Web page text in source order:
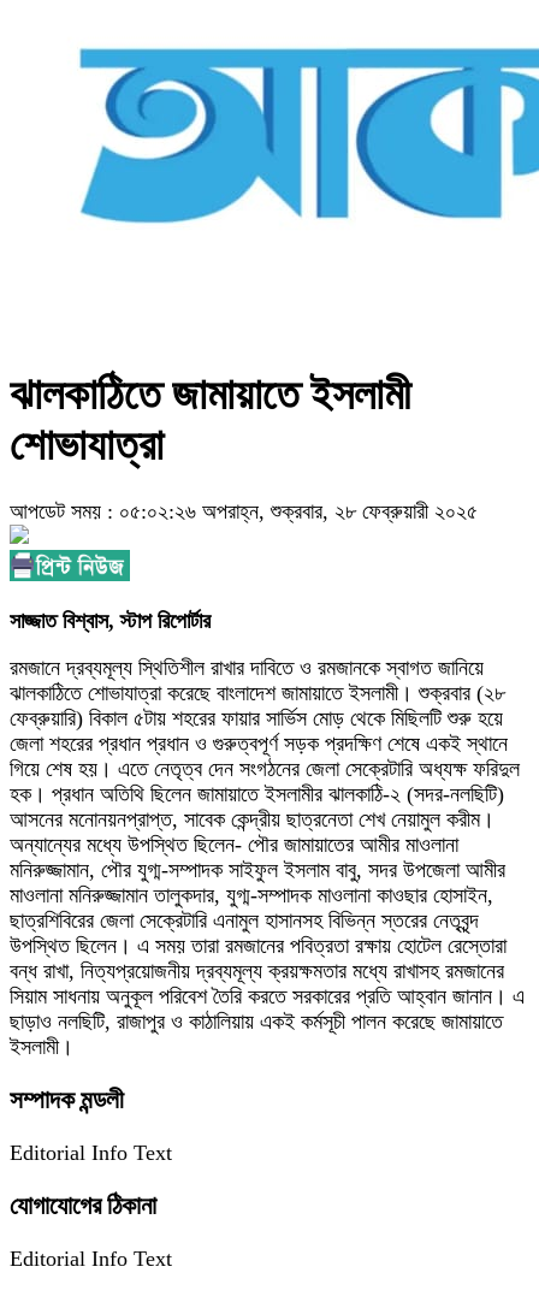
ঝালকাঠিতে জামায়াতে ইসলামী
শোভাযাত্রা
আপডেট সময় : ০৫:০২:২৬ অপরাহ্ন, শুক্রবার, ২৮ ফেব্রুয়ারী ২০২৫
সাজ্জাত বিশ্বাস, স্টাপ রিপোর্টার
রমজানে দ্রব্যমূল্য স্থিতিশীল রাখার দাবিতে ও রমজানকে স্বাগত জানিয়ে
ঝালকাঠিতে শোভাযাত্রা করেছে বাংলাদেশ জামায়াতে ইসলামী। শুক্রবার (২৮
ফেব্রুয়ারি) বিকাল ৫টায় শহরের ফায়ার সার্ভিস মোড় থেকে মিছিলটি শুরু হয়ে
জেলা শহরের প্রধান প্রধান ও গুরুত্বপূর্ণ সড়ক প্রদক্ষিণ শেষে একই স্থানে
গিয়ে শেষ হয়। এতে নেতৃত্ব দেন সংগঠনের জেলা সেক্রেটারি অধ্যক্ষ ফরিদুল
হক। প্রধান অতিথি ছিলেন জামায়াতে ইসলামীর ঝালকাঠি-২ (সদর-নলছিটি)
আসনের মনোনয়নপ্রাপ্ত, সাবেক কেন্দ্রীয় ছাত্রনেতা শেখ নেয়ামুল করীম।
অন্যান্যের মধ্যে উপস্থিত ছিলেন- পৌর জামায়াতের আমীর মাওলানা
মনিরুজ্জামান, পৌর যুগ্ম-সম্পাদক সাইফুল ইসলাম বাবু, সদর উপজেলা আমীর
মাওলানা মনিরুজ্জামান তালুকদার, যুগ্ম-সম্পাদক মাওলানা কাওছার হোসাইন,
ছাত্রশিবিরের জেলা সেক্রেটারি এনামুল হাসানসহ বিভিন্ন স্তরের নেতৃবৃন্দ
উপস্থিত ছিলেন। এ সময় তারা রমজানের পবিত্রতা রক্ষায় হোটেল রেস্তোরা
বন্ধ রাখা, নিত্যপ্রয়োজনীয় দ্রব্যমূল্য ক্রয়ক্ষমতার মধ্যে রাখাসহ রমজানের
সিয়াম সাধনায় অনুকূল পরিবেশ তৈরি করতে সরকারের প্রতি আহ্বান জানান। এ
ছাড়াও নলছিটি, রাজাপুর ও কাঠালিয়ায় একই কর্মসূচী পালন করেছে জামায়াতে
ইসলামী।
সম্পাদক মন্ডলী
Editorial Info Text
যোগাযোগের ঠিকানা
Editorial Info Text